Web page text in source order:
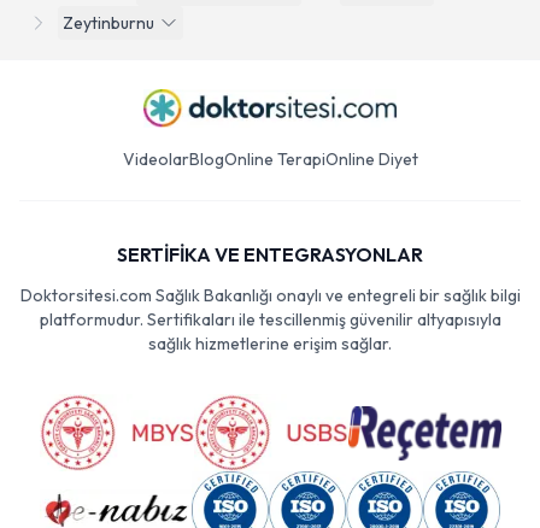
Zeytinburnu
VideolarBlogOnline TerapiOnline Diyet
SERTİFİKA VE ENTEGRASYONLAR
Doktorsitesi.com Sağlık Bakanlığı onaylı ve entegreli bir sağlık bilgi
platformudur. Sertifikaları ile tescillenmiş güvenilir altyapısıyla
sağlık hizmetlerine erişim sağlar.